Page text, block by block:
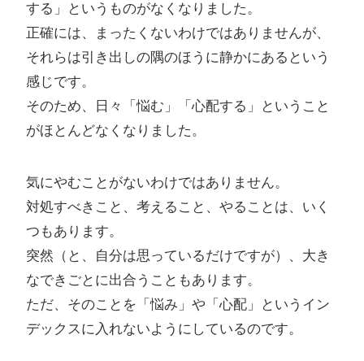
する」というものがなくなりました。
正確には、まったくないわけではありませんが、
それらは引き出しの隅のほうに静かにあるという
感じです。
そのため、日々「悩む」「心配する」ということ
がほとんどなくなりました。
気にやむことがないわけではありません。
対処すべきこと、考えること、やることは、いく
つもあります。
突然（と、自分は思っているだけですが）、大き
なできごとに出合うこともあります。
ただ、そのことを「悩み」や「心配」というイン
デックスに入れないようにしているのです。